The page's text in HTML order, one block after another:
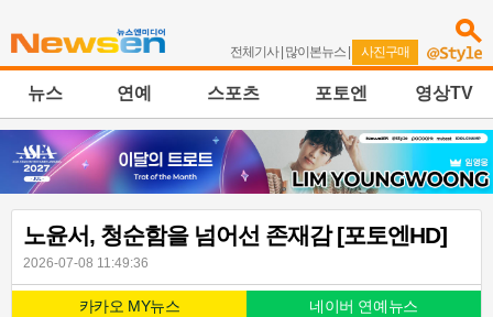
전체기사| 많이본뉴스 | 사진구매
뉴스 연예 스포츠 포토엔 영상TV
노윤서, 청순함을 넘어선 존재감 [포토엔HD]
2026-07-08 11:49:36
카카오 MY뉴스 네이버 연예뉴스